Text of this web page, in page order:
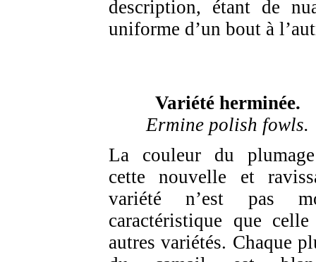
description, étant de
uniforme d’un bout à
Variété herminée.
Ermine polish fowls.
La couleur du
cette nouvelle et
variété n’est pas
caractéristique que celle
autres variétés. Chaque